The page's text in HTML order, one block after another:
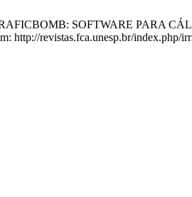
SOFTWARE PARA
http://revistas.fca.unesp.br/index.php/